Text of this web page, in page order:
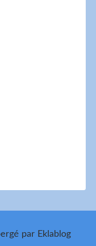
par Eklablog